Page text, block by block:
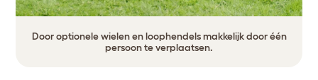
Door optionele wielen en loophendels makkelijk door één
persoon te verplaatsen.